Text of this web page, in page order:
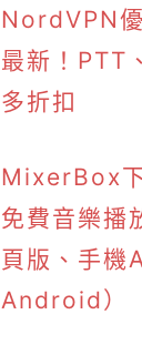
NordVPN
最新！PTT
多折扣
MixerBox
免費音樂播
頁版、手機
Android）